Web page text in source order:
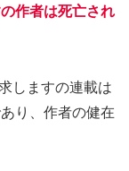
作者は死亡され
しますの連載は
り、作者の健在